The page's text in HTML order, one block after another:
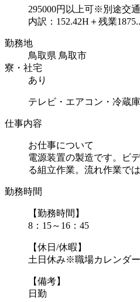
295000円以上可※別途交
内訳：152.42H＋残業
勤務地
鳥取県 鳥取市
寮・社宅
あり
テレビ・エアコン・冷蔵
仕事内容
お仕事について
電源装置の製造です。ビ
る組立作業。流れ作業で
勤務時間
【勤務時間】
8：15～16：45
【休日/休暇】
土日休み※職場カレンダ
【備考】
日勤